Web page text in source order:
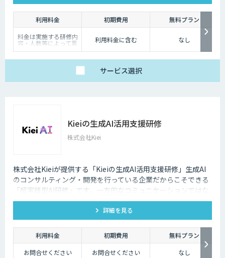
利用料金 初期費用
無料プラン
料金は実施する研修内
容・人数等によって異
なります。まずはお気
利用料金に含む なし
サービス選択
Kieiの生成AI活用支援研修
株式会社Kiei
株式会社Kieiが提供する「Kieiの生成AI活用支援研修」生成AI
のコンサルティング・開発を行っている企業だからこそできる
「超実践型AI研修」です。一方的なコミュニケーションではな
く、ディスカッションを重視しております。
詳細を見る
利用料金 初期費用
無料プラン
お問合せください
お問合せください なし